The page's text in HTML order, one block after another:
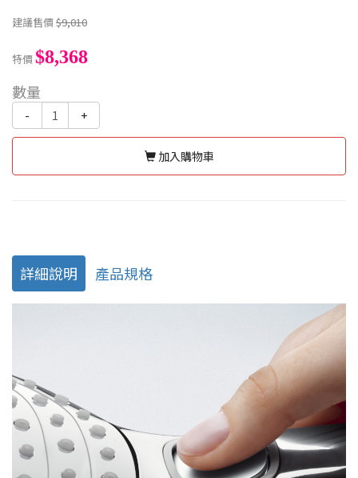
建議售價$9,010
特價$8,368
數量
- +
加入購物車
詳細說明 產品規格